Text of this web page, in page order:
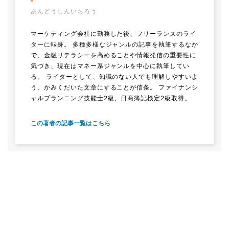
あんどうしんいちろう
マーケティング会社に勤務した後、フリーランスのライ
ターに転身。 多種多様なジャンルの記事を執筆するなか
で、金融リテラシーを高めることや情報発信の重要性に
気づき、現在はマネー系ジャンルを中心に執筆してい
る。 ライターとして、知識のない人でも理解しやすいよ
う、かみくだいた文章にすることが信条。 ファイナンシ
ャルプランニング技能士2級、日商簿記検定2級取得。
この著者の記事一覧はこちら